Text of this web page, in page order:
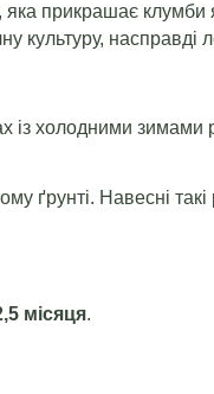
прикрашає клумби
культуру,
холодними зимами
ґрунті. Навесні
місяця.